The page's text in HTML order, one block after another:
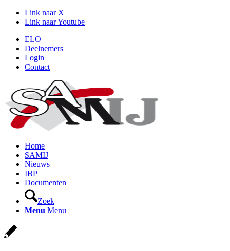
Link naar X
Link naar Youtube
ELO
Deelnemers
Login
Contact
Home
SAMIJ
Nieuws
IBP
Documenten
Zoek
Menu Menu